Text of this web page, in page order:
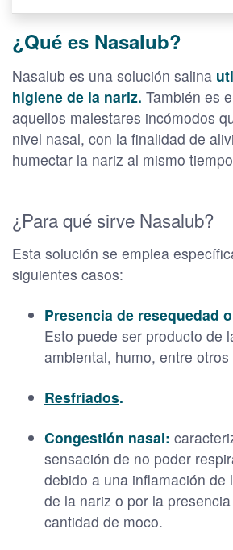
¿Qué es Nasalub?
Nasalub es una solución salina
higiene de la nariz. También es
aquellos malestares incómodos
nivel nasal, con la finalidad de
humectar la nariz al mismo
¿Para qué sirve Nasalub?
Esta solución se emplea
siguientes casos:
Presencia de resequedad
Esto puede ser producto de
ambiental, humo, entre
Resfriados.
Congestión nasal:
sensación de no poder
debido a una inflamación de
de la nariz o por la
cantidad de moco.